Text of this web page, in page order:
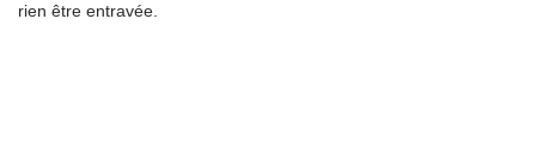
rien être entravée.